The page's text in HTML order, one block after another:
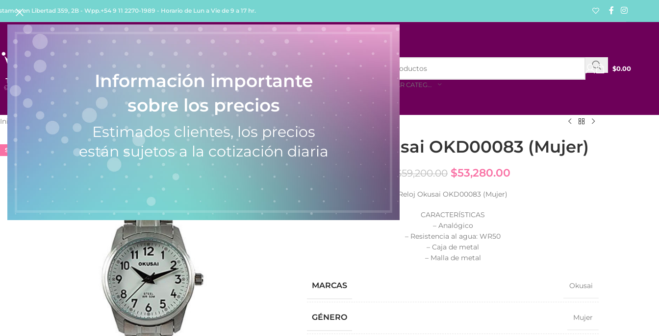
Información importante
sobre los precios
Estimados clientes, los precios
están sujetos a la cotización diaria
en Libertad 359, 2B - Wpp.+54 9 11 2270-1989 - Horario de Lun a Vie de 9 a 17 hr.
INICIO TIENDA QUIENES SOMOS COMO COMPRAR COMPRAR POR MENOR
SELECCIONAR CATEGORÍA
$0.00
Inicio Relojes /Relojes de Mujer
SALE Reloj Okusai OKD00083 (Mujer)
$59,200.00 $53,280.00
Reloj Okusai OKD00083 (Mujer)
CARACTERÍSTICAS
– Analógico
– Resistencia al agua: WR50
– Caja de metal
– Malla de metal
MARCAS Okusai
GÉNERO Mujer